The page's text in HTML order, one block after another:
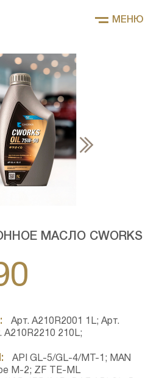
МЕНЮ
МАСЛО CWORKS
Арт. A210R2001 1L; Арт.
A210R2210 210L;
API GL-5/GL-4/MT-1; MAN
M-2; ZF TE-ML